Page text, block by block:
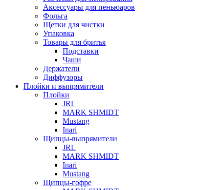
Аксессуары для пеньюаров
Фольга
Щетки для чистки
Упаковка
Товары для бритья
Подставки
Чаши
Держатели
Диффузоры
Плойки и выпрямители
Плойки
JRL
MARK SHMIDT
Mustang
Inari
Щипцы-выпрямители
JRL
MARK SHMIDT
Inari
Mustang
Щипцы-гофре